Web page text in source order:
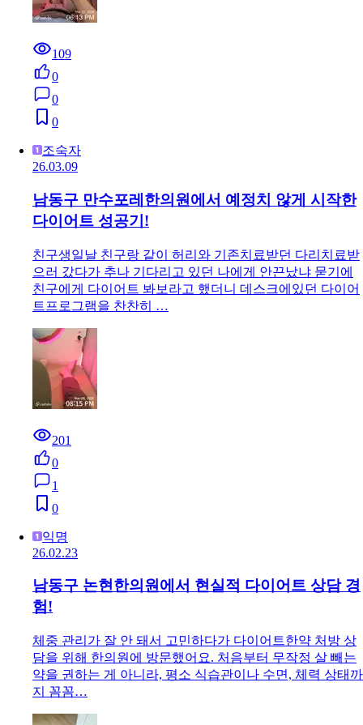
109
0
0
0
조숙자
26.03.09
남동구 만수포레한의원에서 예정치 않게 시작한
다이어트 성공기!
친구생일날 친구랑 같이 허리와 기존치료받던 다리치료받
으러 갔다가 추나 기다리고 있던 나에게 안끈났냐 묻기에
친구에게 다이어트 봐보라고 했더니 데스크에있던 다이어
트프로그램을 찬찬히 …
201
0
1
0
익명
26.02.23
남동구 논현한의원에서 현실적 다이어트 상담 경
험!
체중 관리가 잘 안 돼서 고민하다가 다이어트한약 처방 상
담을 위해 한의원에 방문했어요. 처음부터 무작정 살 빼는
약을 권하는 게 아니라, 평소 식습관이나 수면, 체력 상태까
지 꼼꼼…